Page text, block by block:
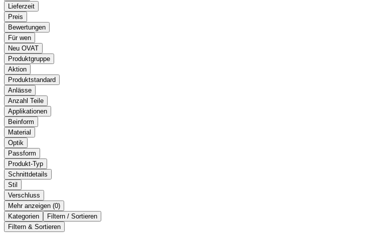
Lieferzeit
Preis
Bewertungen
Für wen
Neu OVAT
Produktgruppe
Aktion
Produktstandard
Anlässe
Anzahl Teile
Applikationen
Beinform
Material
Optik
Passform
Produkt-Typ
Schnittdetails
Stil
Verschluss
Mehr anzeigen ( )
Kategorien
Filtern / Sortieren
Filtern & Sortieren